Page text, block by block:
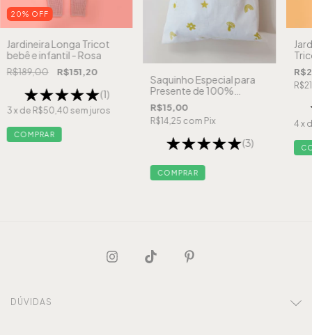
20% OFF
Jardineira Longa Tricot
bebê e infantil - Rosa
R$189,00 R$151,20
(1)
3 x de R$50,40 sem juros
COMPRAR
Saquinho Especial para
Presente de 100%
Algodão Cru
R$15,00
R$14,25 com Pix
(3)
4 x
DÚVIDAS